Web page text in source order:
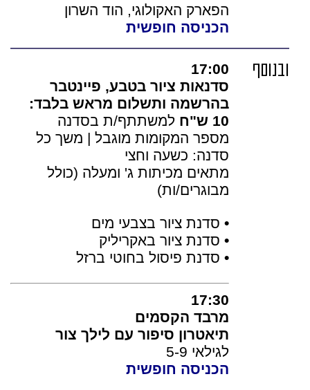
הפארק האקולוגי, הוד השרון
הכניסה חופשית
ובנוסף
17:00
סדנאות ציור בטבע, פיינטבר
בהרשמה ותשלום מראש בלבד:
10 ש"ח
למשתתף/ת בסדנה
מספר המקומות מוגבל | משך כל
סדנה: כשעה וחצי
מתאים מכיתות ג' ומעלה (כולל
מבוגרים/ות)
• סדנת ציור בצבעי מים
• סדנת ציור באקריליק
• סדנת פיסול בחוטי ברזל
17:30
מרבד הקסמים
תיאטרון סיפור עם לילך צור
לגילאי 5-9
הכניסה חופשית